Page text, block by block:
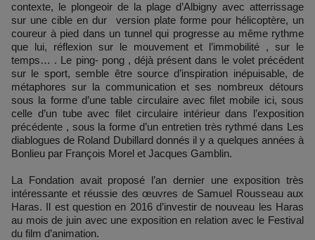
contexte, le plongeoir de la plage d’Albigny avec atterrissage
sur une cible en dur version plate forme pour hélicoptère, un
coureur à pied dans un tunnel qui progresse au même rythme
que lui, réflexion sur le mouvement et l’immobilité , sur le
temps… . Le ping- pong , déjà présent dans le volet précédent
sur le sport, semble être source d’inspiration inépuisable, de
métaphores sur la communication et ses nombreux détours
sous la forme d’une table circulaire avec filet mobile ici, sous
celle d’un tube avec filet circulaire intérieur dans l’exposition
précédente , sous la forme d’un entretien très rythmé dans Les
diablogues de Roland Dubillard donnés il y a quelques années à
Bonlieu par François Morel et Jacques Gamblin.
La Fondation avait proposé l’an dernier une exposition très
intéressante et réussie des œuvres de Samuel Rousseau aux
Haras. Il est question en 2016 d’investir de nouveau les Haras
au mois de juin avec une exposition en relation avec le Festival
du film d’animation.